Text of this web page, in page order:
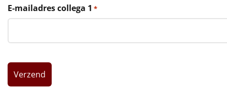
Mannen
Leuke
E-mailadres collega 1 *